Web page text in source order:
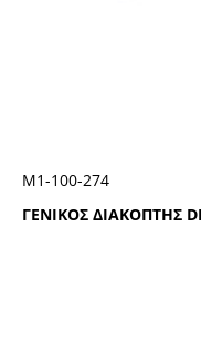
ΓΕΝΙΚΟΣ ΔΙΑΚΟΠΤΗΣ
Μ1-100-274